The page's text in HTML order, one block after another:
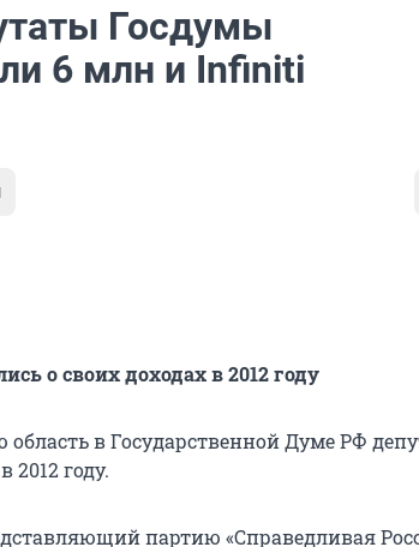
Госдумы
6 млн и Infiniti
о своих доходах в 2012 году
в Государственной Думе РФ
2012 году.
партию «Справедливая